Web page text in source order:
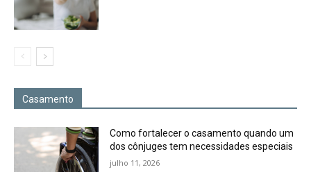
Casamento
Como fortalecer o casamento quando um
dos cônjuges tem necessidades especiais
julho 11, 2026